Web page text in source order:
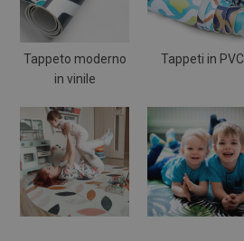
Tappeto moderno
in vinile
Tappeti in PVC